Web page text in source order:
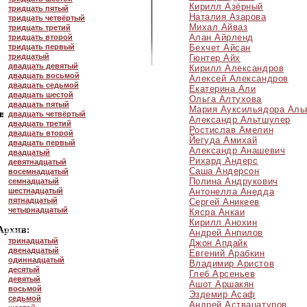
тридцать пятый
тридцать четвёртый
тридцать третий
тридцать второй
тридцать первый
тридцатый
двадцать девятый
двадцать восьмой
двадцать седьмой
двадцать шестой
двадцать пятый
двадцать четвёртый
двадцать третий
двадцать второй
двадцать первый
двадцатый
девятнадцатый
восемнадцатый
семнадцатый
шестнадцатый
пятнадцатый
четырнадцатый
тринадцатый
двенадцатый
одиннадцатый
десятый
девятый
восьмой
седьмой
Кирилл Азёрный
Наталия Азарова
Михал Айваз
Алан Айрленд
Бехчет Айсан
Гюнтер Айх
Кирилл Александров
Алексей Александров
Екатерина Али
Ольга Алтухова
Мария Ауксильядора
Александр Альтшулер
Ростислав Амелин
Йегуда Амихай
Александр Анашевич
Рихард Андерс
Саша Андерсон
Полина Андрукович
Антонелла Анедда
Сергей Аникеев
Кясра Анкаи
Кирилл Анохин
Андрей Анпилов
Джон Апдайк
Евгений Арабкин
Владимир Аристов
Глеб Арсеньев
Ашот Аршакян
Эздемир Асаф
Андрей Аствацатуров